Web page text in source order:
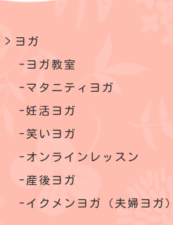
ヨガ
ヨガ教室
マタニティヨガ
妊活ヨガ
笑いヨガ
オンラインレッスン
産後ヨガ
イクメンヨガ（夫婦ヨガ）